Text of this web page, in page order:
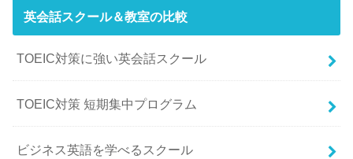
英会話スクール＆教室の比較
TOEIC対策に強い英会話スクール
TOEIC対策 短期集中プログラム
ビジネス英語を学べるスクール